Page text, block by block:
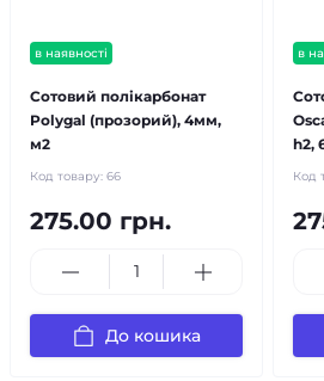
в наявності
Сотовий полікарбонат
Polygal (прозорий), 4мм,
м2
Код товару: 66
275.00 грн.
До кошика
в
h2,
Код